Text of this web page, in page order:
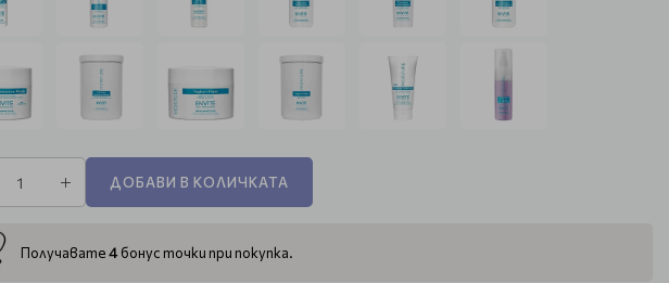
ДОБАВИ В КОЛИЧКАТА
Получавате4бонус точки при покупка.